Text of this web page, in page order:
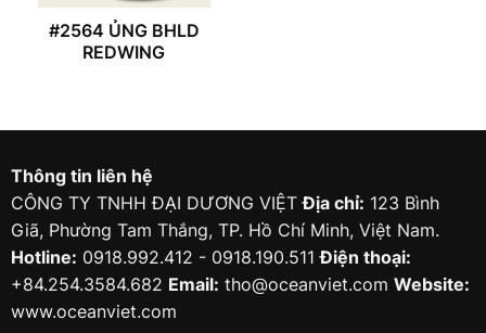
#2564 ỦNG BHLD
REDWING
Thông tin liên hệ
CÔNG TY TNHH ĐẠI DƯƠNG VIỆTĐịa chỉ: 123 Bình
Giã, Phường Tam Thắng, TP. Hồ Chí Minh, Việt Nam.
Hotline: 0918.992.412 - 0918.190.511Điện thoại:
+84.254.3584.682 Email: tho@oceanviet.com Website:
www.oceanviet.com